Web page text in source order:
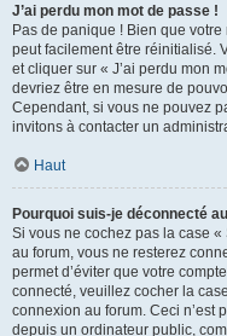
J’ai perdu mon mot de passe !
Pas de panique ! Bien que
peut facilement être réinitialisé.
et cliquer sur « J’ai perdu mon
devriez être en mesure de
Cependant, si vous ne pouvez
invitons à contacter un
Haut
Pourquoi suis-je déconnecté
Si vous ne cochez pas la case
au forum, vous ne resterez
permet d’éviter que votre
connecté, veuillez cocher la
connexion au forum. Ceci n’est
depuis un ordinateur public,